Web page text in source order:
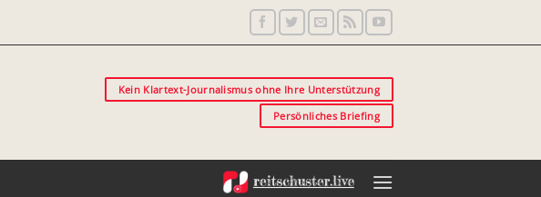
Kein Klartext-Journalismus ohne Ihre Unterstützung
Persönliches Briefing